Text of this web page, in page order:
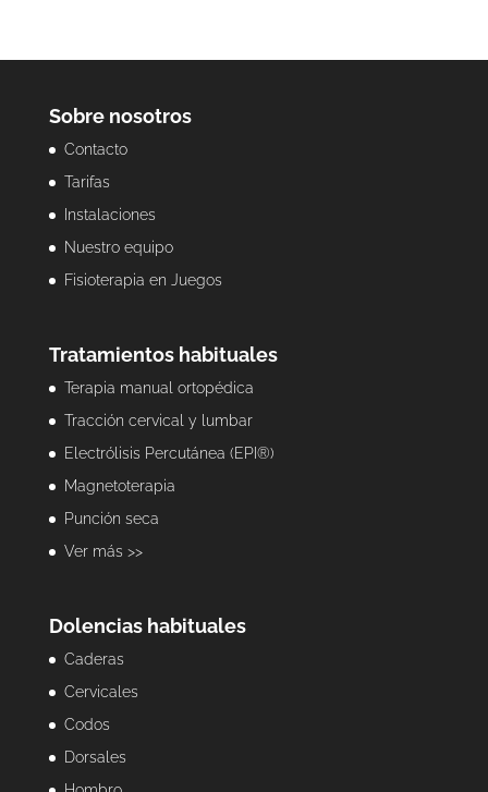
Sobre nosotros
Contacto
Tarifas
Instalaciones
Nuestro equipo
Fisioterapia en Juegos
Tratamientos habituales
Terapia manual ortopédica
Tracción cervical y lumbar
Electrólisis Percutánea (EPI®)
Magnetoterapia
Punción seca
Ver más >>
Dolencias habituales
Caderas
Cervicales
Codos
Dorsales